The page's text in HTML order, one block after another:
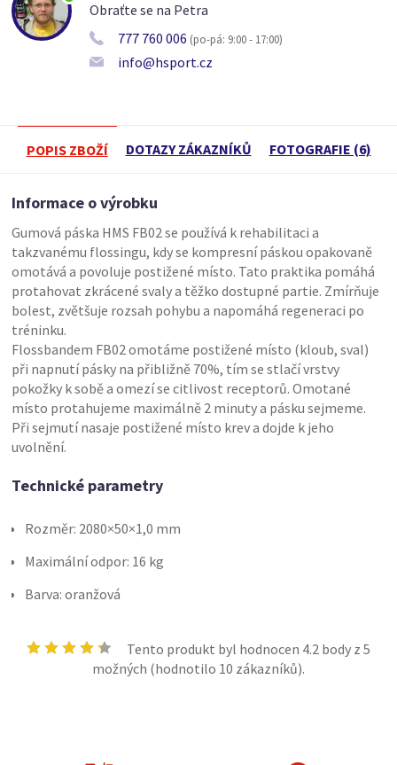
Obraťte se na Petra
777 760 006 (po-pá: 9:00 - 17:00)
info@hsport.cz
POPIS ZBOŽÍ DOTAZY ZÁKAZNÍKŮ FOTOGRAFIE (6)
Informace o výrobku
Gumová páska HMS FB02 se používá k rehabilitaci a
takzvanému flossingu, kdy se kompresní páskou opakovaně
omotává a povoluje postižené místo. Tato praktika pomáhá
protahovat zkrácené svaly a těžko dostupné partie. Zmírňuje
bolest, zvětšuje rozsah pohybu a napomáhá regeneraci po
tréninku.
Flossbandem FB02 omotáme postižené místo (kloub, sval)
při napnutí pásky na přibližně 70%, tím se stlačí vrstvy
pokožky k sobě a omezí se citlivost receptorů. Omotané
místo protahujeme maximálně 2 minuty a pásku sejmeme.
Při sejmutí nasaje postižené místo krev a dojde k jeho
uvolnění.
Technické parametry
Rozměr: 2080×50×1,0 mm
Maximální odpor: 16 kg
Barva: oranžová
Tento produkt byl hodnocen 4.2body z 5
možných (hodnotilo 10 zákazníků).